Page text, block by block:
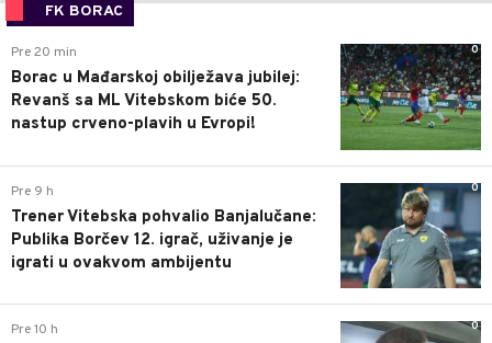
FK BORAC
0
Pre 20 min
Borac u Mađarskoj obilježava jubilej:
Revanš sa ML Vitebskom biće 50.
nastup crveno-plavih u Evropi!
0
Pre 9 h
Trener Vitebska pohvalio Banjalučane:
Publika Borčev 12. igrač, uživanje je
igrati u ovakvom ambijentu
0
Pre 10 h